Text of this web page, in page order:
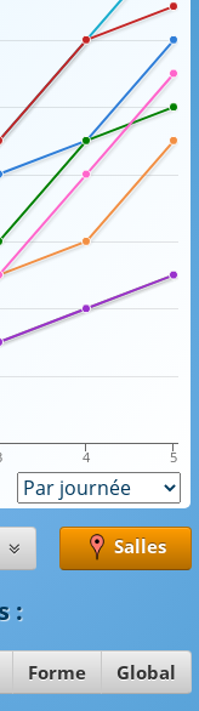
4 5
Salles
:
Forme Global